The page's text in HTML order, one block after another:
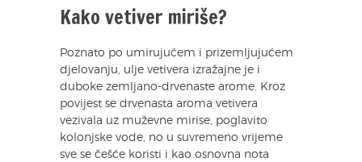
Kako vetiver miriše?
Poznato po umirujućem i prizemljujućem
djelovanju, ulje vetivera izražajne je i
duboke zemljano-drvenaste arome. Kroz
povijest se drvenasta aroma vetivera
vezivala uz muževne mirise, poglavito
kolonjske vode, no u suvremeno vrijeme
sve se češće koristi i kao osnovna nota